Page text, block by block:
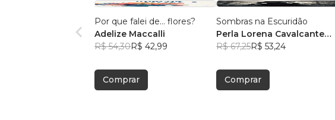
Por que falei de... flores?
Adelize Maccalli
R$ 54,30R$ 42,99
Comprar
Sombras na Escuridão
Perla Lorena Cavalcante
Moreira
R$ 67,25R$ 53,24
Comprar